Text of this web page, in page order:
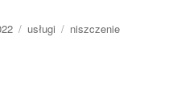
Kategorie
usługi Tagi
niszczenie